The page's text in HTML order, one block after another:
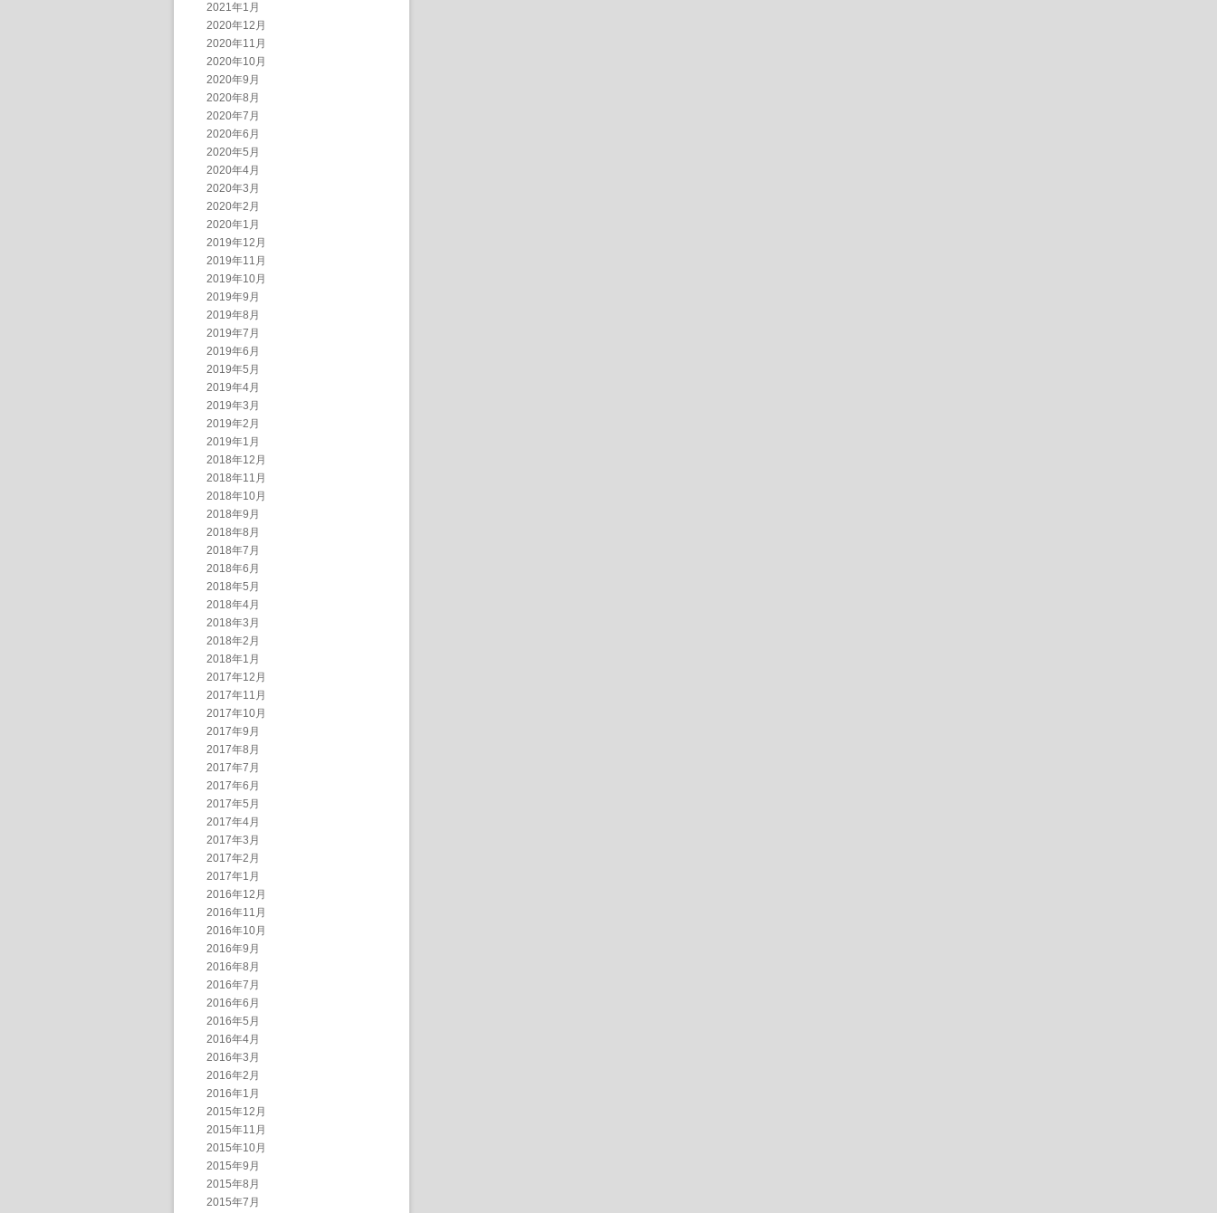
2021年1月
2020年12月
2020年11月
2020年10月
2020年9月
2020年8月
2020年7月
2020年6月
2020年5月
2020年4月
2020年3月
2020年2月
2020年1月
2019年12月
2019年11月
2019年10月
2019年9月
2019年8月
2019年7月
2019年6月
2019年5月
2019年4月
2019年3月
2019年2月
2019年1月
2018年12月
2018年11月
2018年10月
2018年9月
2018年8月
2018年7月
2018年6月
2018年5月
2018年4月
2018年3月
2018年2月
2018年1月
2017年12月
2017年11月
2017年10月
2017年9月
2017年8月
2017年7月
2017年6月
2017年5月
2017年4月
2017年3月
2017年2月
2017年1月
2016年12月
2016年11月
2016年10月
2016年9月
2016年8月
2016年7月
2016年6月
2016年5月
2016年4月
2016年3月
2016年2月
2016年1月
2015年12月
2015年11月
2015年10月
2015年9月
2015年8月
2015年7月